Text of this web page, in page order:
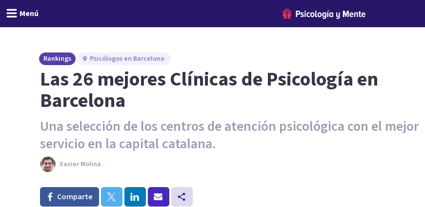
Menú
Rankings Psicólogos en Barcelona
Las 26 mejores Clínicas de Psicología en
Barcelona
Una selección de los centros de atención psicológica con el mejor
servicio en la capital catalana.
Xavier Molina
Comparte